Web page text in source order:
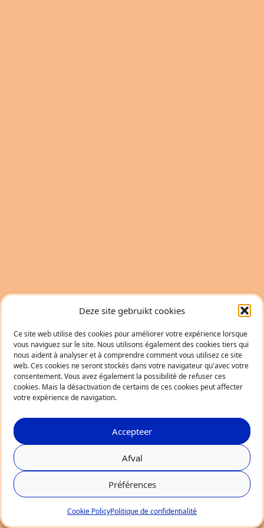
Deze site gebruikt cookies
Ce site web utilise des cookies pour améliorer votre expérience lorsque
vous naviguez sur le site. Nous utilisons également des cookies tiers qui
nous aident à analyser et à comprendre comment vous utilisez ce site
web. Ces cookies ne seront stockés dans votre navigateur qu'avec votre
consentement. Vous avez également la possibilité de refuser ces
cookies. Mais la désactivation de certains de ces cookies peut affecter
votre expérience de navigation.
Accepteer
Afval
Préférences
Cookie PolicyPolitique de confidentialité